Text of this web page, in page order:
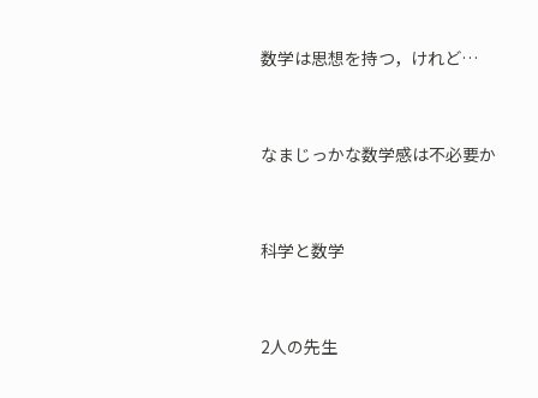
数学は思想を持つ，けれど…
なまじっかな数学感は不必要か
科学と数学
2人の先生